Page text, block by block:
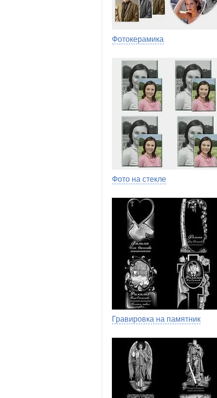
Фотокерамика
Фото на стекле
Гравировка на памятник